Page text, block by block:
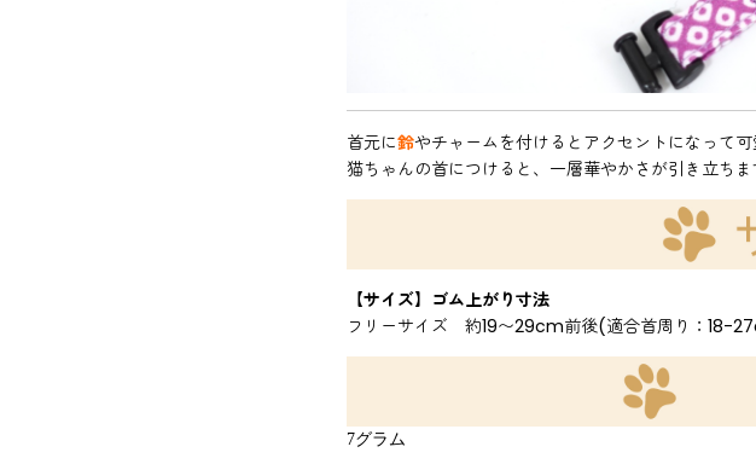
首元に鈴やチャームを付けるとアクセントになって
猫ちゃんの首につけると、一層華やかさが引き立ちま
【サイズ】ゴム上がり寸法
フリーサイズ 約19〜29cm前後(適合首周り：18-
7グラム